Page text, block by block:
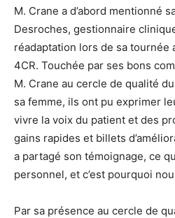
M. Crane a d’abord mentionné
Desroches, gestionnaire
réadaptation lors de sa tournée
4CR. Touchée par ses bons
M. Crane au cercle de qualité
sa femme, ils ont pu exprimer
vivre la voix du patient et des
gains rapides et billets
a partagé son témoignage, ce
personnel, et c’est pourquoi
Par sa présence au cercle de